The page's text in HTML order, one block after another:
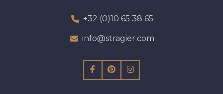
+32 (0)10 65 38 65
info@stragier.com